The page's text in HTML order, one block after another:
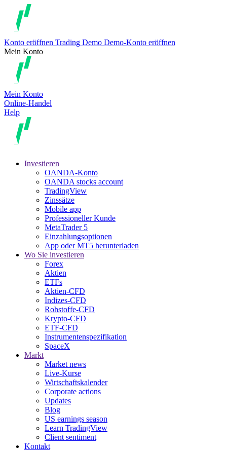
Konto eröffnen Trading Demo Demo-Konto eröffnen
Mein Konto
Mein Konto
Online-Handel
Help
Investieren
OANDA-Konto
OANDA stocks account
TradingView
Zinssätze
Mobile app
Professioneller Kunde
MetaTrader 5
Einzahlungsoptionen
App oder MT5 herunterladen
Wo Sie investieren
Forex
Aktien
ETFs
Aktien-CFD
Indizes-CFD
Rohstoffe-CFD
Krypto-CFD
ETF-CFD
Instrumentenspezifikation
SpaceX
Markt
Market news
Live-Kurse
Wirtschaftskalender
Corporate actions
Updates
Blog
US earnings season
Learn TradingView
Client sentiment
Kontakt